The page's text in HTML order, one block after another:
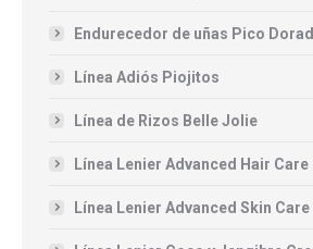
Endurecedor de uñas Pico
Línea Adiós Piojitos
Línea de Rizos Belle Jolie
Línea Lenier Advanced Hair Care
Línea Lenier Advanced Skin Care